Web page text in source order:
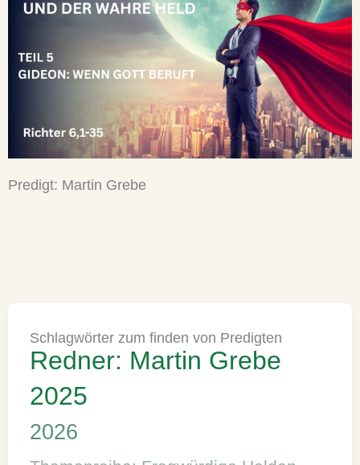
Predigt: Martin Grebe
Schlagwörter zum finden von Predigten
Redner: Martin Grebe
2025
2026